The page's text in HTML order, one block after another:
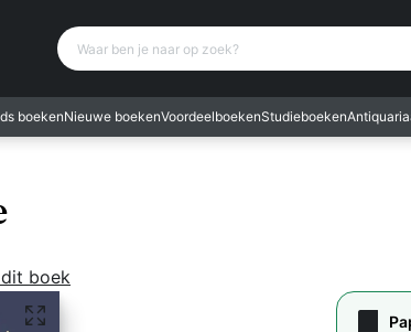
Waar ben je naar op zoek?
boekenNieuwe boekenVoordeelboekenStudieboeken
boek